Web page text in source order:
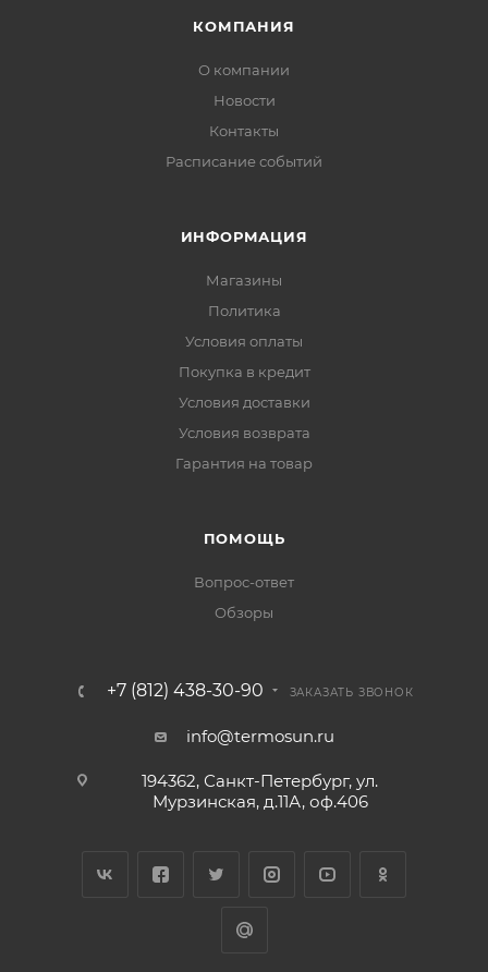
КОМПАНИЯ
О компании
Новости
Контакты
Расписание событий
ИНФОРМАЦИЯ
Магазины
Политика
Условия оплаты
Покупка в кредит
Условия доставки
Условия возврата
Гарантия на товар
ПОМОЩЬ
Вопрос-ответ
Обзоры
+7 (812) 438-30-90 ЗАКАЗАТЬ ЗВОНОК
info@termosun.ru
194362, Санкт-Петербург, ул.
Мурзинская, д.11А, оф.406